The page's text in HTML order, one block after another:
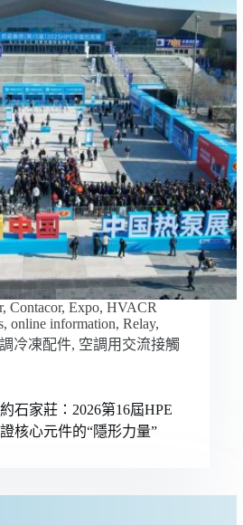
, Contacor, Expo, HVACR
, online information, Relay,
冷凍配件, 空調用交流接觸
石家莊：2026第16屆HPE
核心元件的“隱形力量”